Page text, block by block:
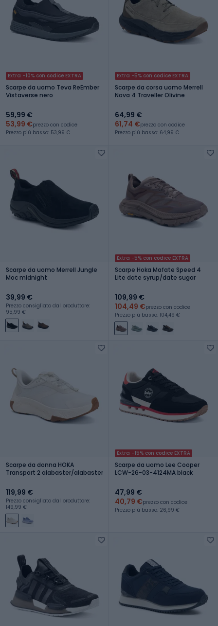
Extra -10% con codice EXTRA
Scarpe da uomo Teva ReEmber
Vistaverse nero
59,99 €
53,99 €prezzo con codice
Prezzo più basso: 53,99 €
Extra -5% con codice EXTRA
Scarpe da corsa uomo Merrell
Nova 4 Traveller Olivine
64,99 €
61,74 €prezzo con codice
Prezzo più basso: 64,99 €
Scarpe da uomo Merrell Jungle
Moc midnight
39,99 €
Prezzo consigliato dal produttore:
95,99 €
Extra -5% con codice EXTRA
Scarpe Hoka Mafate Speed 4
Lite date syrup/date sugar
109,99 €
104,49 €prezzo con codice
Prezzo più basso: 104,49 €
Scarpe da donna HOKA
Transport 2 alabaster/alabaster
119,99 €
Prezzo consigliato dal produttore:
149,99 €
Extra -15% con codice EXTRA
Scarpe da uomo Lee Cooper
LCW-26-03-4124MA black
47,99 €
40,79 €prezzo con codice
Prezzo più basso: 26,99 €